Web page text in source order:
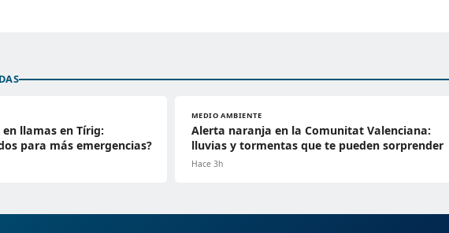
en llamas en Tírig:
para más emergencias?
MEDIO AMBIENTE
Alerta naranja en la Comunitat Valenciana:
lluvias y tormentas que te pueden sorprender
Hace 3h